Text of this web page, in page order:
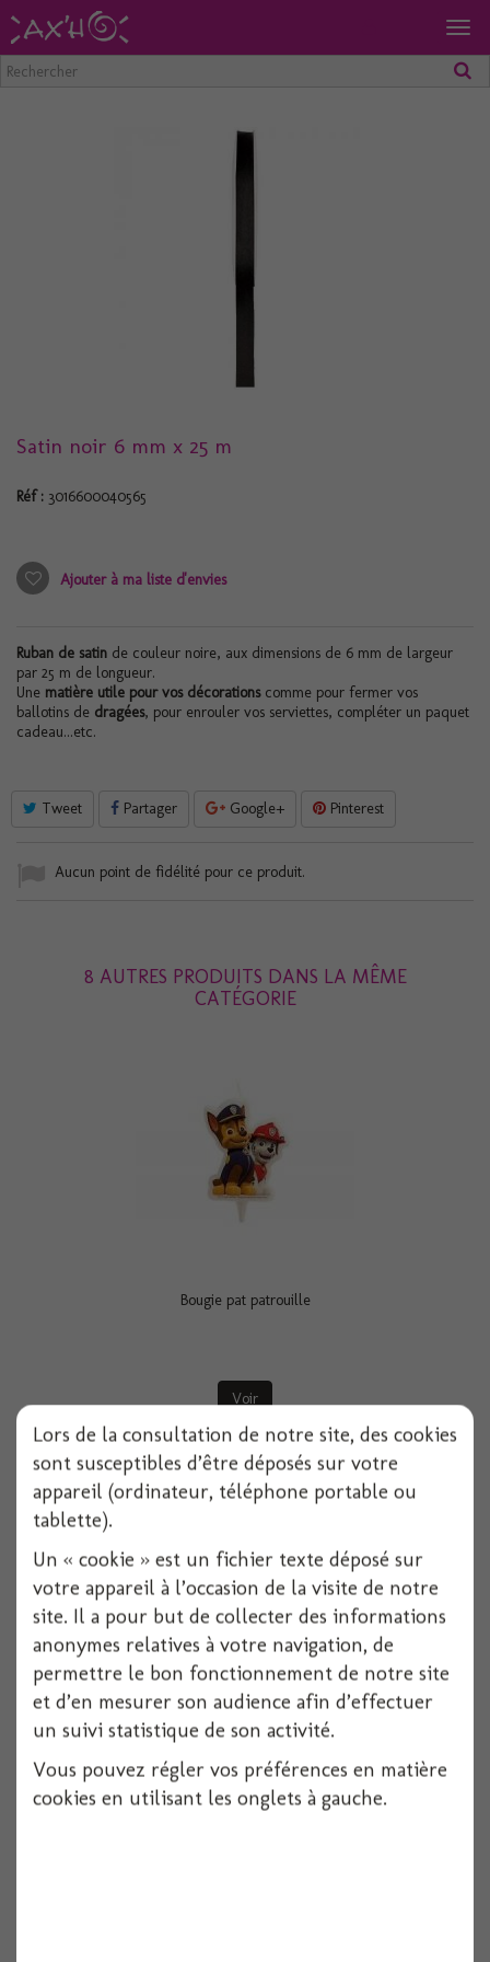
Satin noir 6 mm x 25 m
Réf : 3016600040565
Ajouter à ma liste d'envies
Ruban de satin de couleur noire, aux dimensions de 6 mm de largeur
par 25 m de longueur.
Une matière utile pour vos décorationscomme pour fermer vos
ballotins de dragées, pour enrouler vos serviettes, compléter un paquet
cadeau...etc.
Tweet Partager Google+ Pinterest
Aucun point de fidélité pour ce produit.
8 AUTRES PRODUITS DANS LA MÊME
CATÉGORIE
Bougie pat patrouille
Voir
Bougie pat patrouille +chiffre
Lors de la consultation de notre site, des cookies
sont susceptibles d’être déposés sur votre
appareil (ordinateur, téléphone portable ou
tablette).
Un « cookie » est un fichier texte déposé sur
votre appareil à l’occasion de la visite de notre
site. Il a pour but de collecter des informations
anonymes relatives à votre navigation, de
permettre le bon fonctionnement de notre site
et d’en mesurer son audience afin d’effectuer
un suivi statistique de son activité.
Vous pouvez régler vos préférences en matière
cookies en utilisant les onglets à gauche.